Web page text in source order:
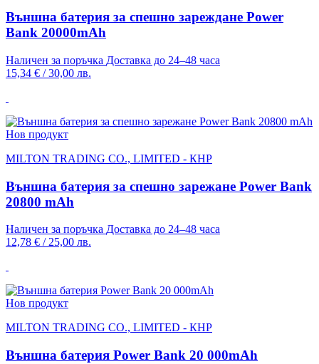
Външна батерия за спешно зареждане Power
Bank 20000mAh
Наличен за поръчка Доставка до 24–48 часа
15,34 € / 30,00 лв.
Нов продукт
MILTON TRADING CO., LIMITED - КНР
Външна батерия за спешно зарежане Power Bank
20800 mAh
Наличен за поръчка Доставка до 24–48 часа
12,78 € / 25,00 лв.
Нов продукт
MILTON TRADING CO., LIMITED - КНР
Външна батерия Power Bank 20 000mAh